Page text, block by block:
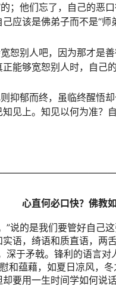
；他们忘了，自己的恶
应该是佛弟子而不是“师
恕别人吧，因为那才是
能够宽恕别人时，自己
则抑郁而终，虽临终醒悟
见上。知见以何为准？
心直何必口快？佛教
”说的是我们要管好自己
语，绮语和质直语，两
深于矛戟。锋利的语言
和蕴藉，如夏日凉风，
要用一生时间学如何说